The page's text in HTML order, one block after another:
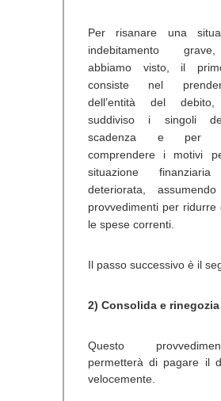
Per risanare una
indebitamento
abbiamo visto, il
consiste nel
dell’entità del debito,
suddiviso i singoli
scadenza e per
comprendere i motivi
situazione
deteriorata,
provvedimenti per ridurre
le spese correnti.
Il passo successivo è il
2) Consolida e
Questo
permetterà di pagare il
velocemente.